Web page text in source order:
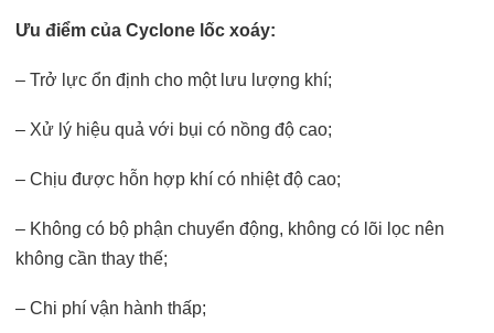
Ưu điểm của Cyclone lốc xoáy:
– Trở lực ổn định cho một lưu lượng khí;
– Xử lý hiệu quả với bụi có nồng độ cao;
– Chịu được hỗn hợp khí có nhiệt độ cao;
– Không có bộ phận chuyển động, không có lõi lọc nên
không cần thay thế;
– Chi phí vận hành thấp;